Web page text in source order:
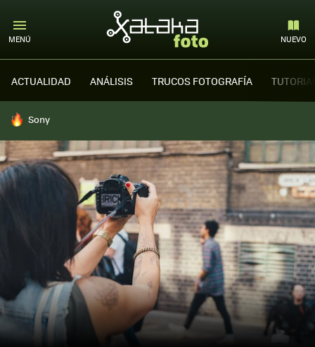
MENÚ NUEVO
ACTUALIDAD ANÁLISIS TRUCOS FOTOGRAFÍA
HOY SE HABLA DE
Sony